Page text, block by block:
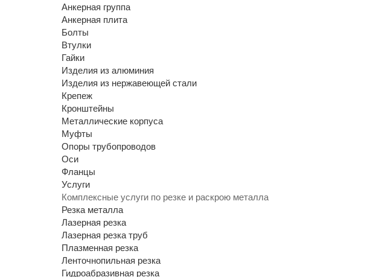
Анкерная группа
Анкерная плита
Болты
Втулки
Гайки
Изделия из алюминия
Изделия из нержавеющей стали
Крепеж
Кронштейны
Металлические корпуса
Муфты
Опоры трубопроводов
Оси
Фланцы
Услуги
Комплексные услуги по резке и раскрою металла
Резка металла
Лазерная резка
Лазерная резка труб
Плазменная резка
Ленточнопильная резка
Гидроабразивная резка